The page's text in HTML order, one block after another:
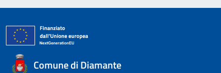
Comune di Diamante